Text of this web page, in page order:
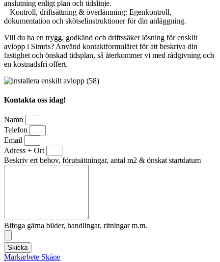
anslutning enligt plan och tidslinje.
– Kontroll, driftsättning & överlämning: Egenkontroll,
dokumentation och skötselinstruktioner för din anläggning.
Vill du ha en trygg, godkänd och driftssäker lösning för enskilt
avlopp i Simris? Använd kontaktformuläret för att beskriva din
fastighet och önskad tidsplan, så återkommer vi med rådgivning och
en kostnadsfri offert.
Kontakta oss idag!
Namn
Telefon
Email
Adress + Ort
Beskriv ert behov, förutsättningar, antal m2 & önskat startdatum
Bifoga gärna bilder, handlingar, ritningar m.m.
Skicka
Markarbete Skåne